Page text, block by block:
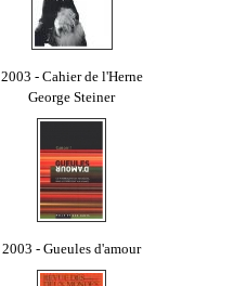
2003 - Cahier de l'Herne
George Steiner
2003 - Gueules d'amour